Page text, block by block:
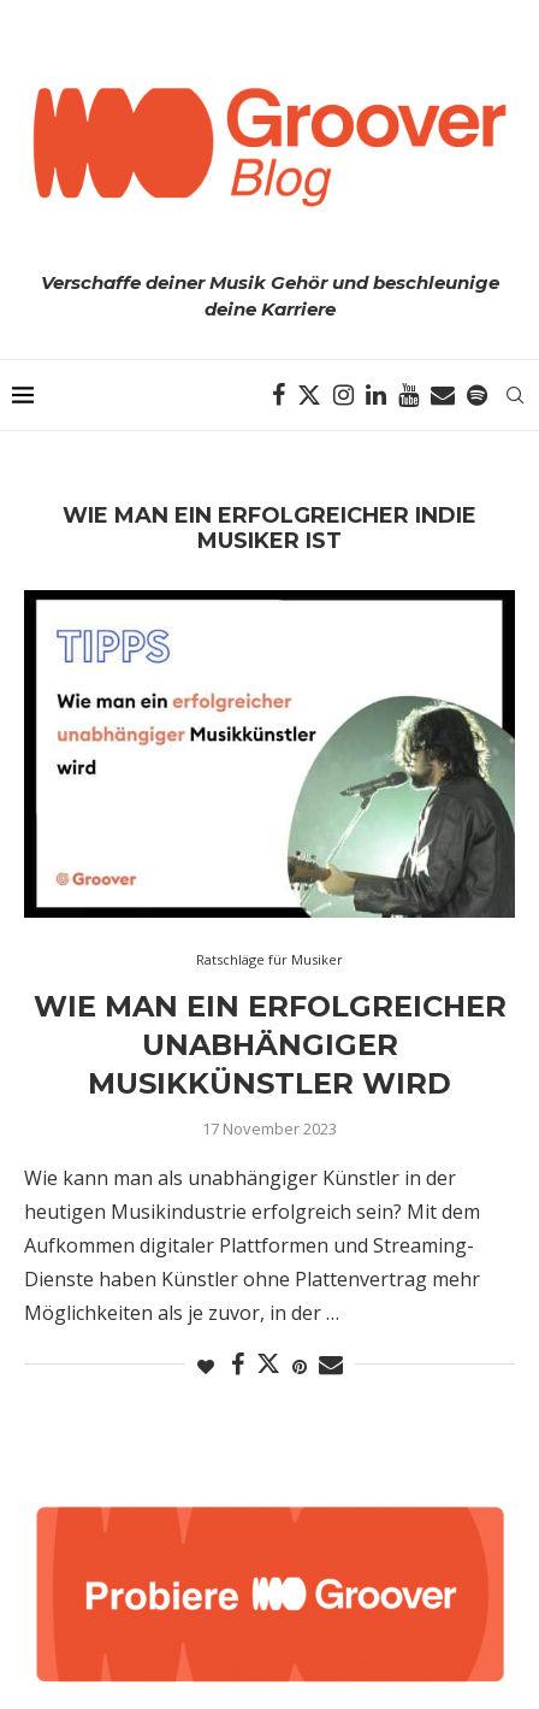
Verschaffe deiner Musik Gehör und beschleunige
deine Karriere
WIE MAN EIN ERFOLGREICHER INDIE
MUSIKER IST
Ratschläge für Musiker
WIE MAN EIN ERFOLGREICHER
UNABHÄNGIGER
MUSIKKÜNSTLER WIRD
17 November 2023
Wie kann man als unabhängiger Künstler in der
heutigen Musikindustrie erfolgreich sein? Mit dem
Aufkommen digitaler Plattformen und Streaming-
Dienste haben Künstler ohne Plattenvertrag mehr
Möglichkeiten als je zuvor, in der …